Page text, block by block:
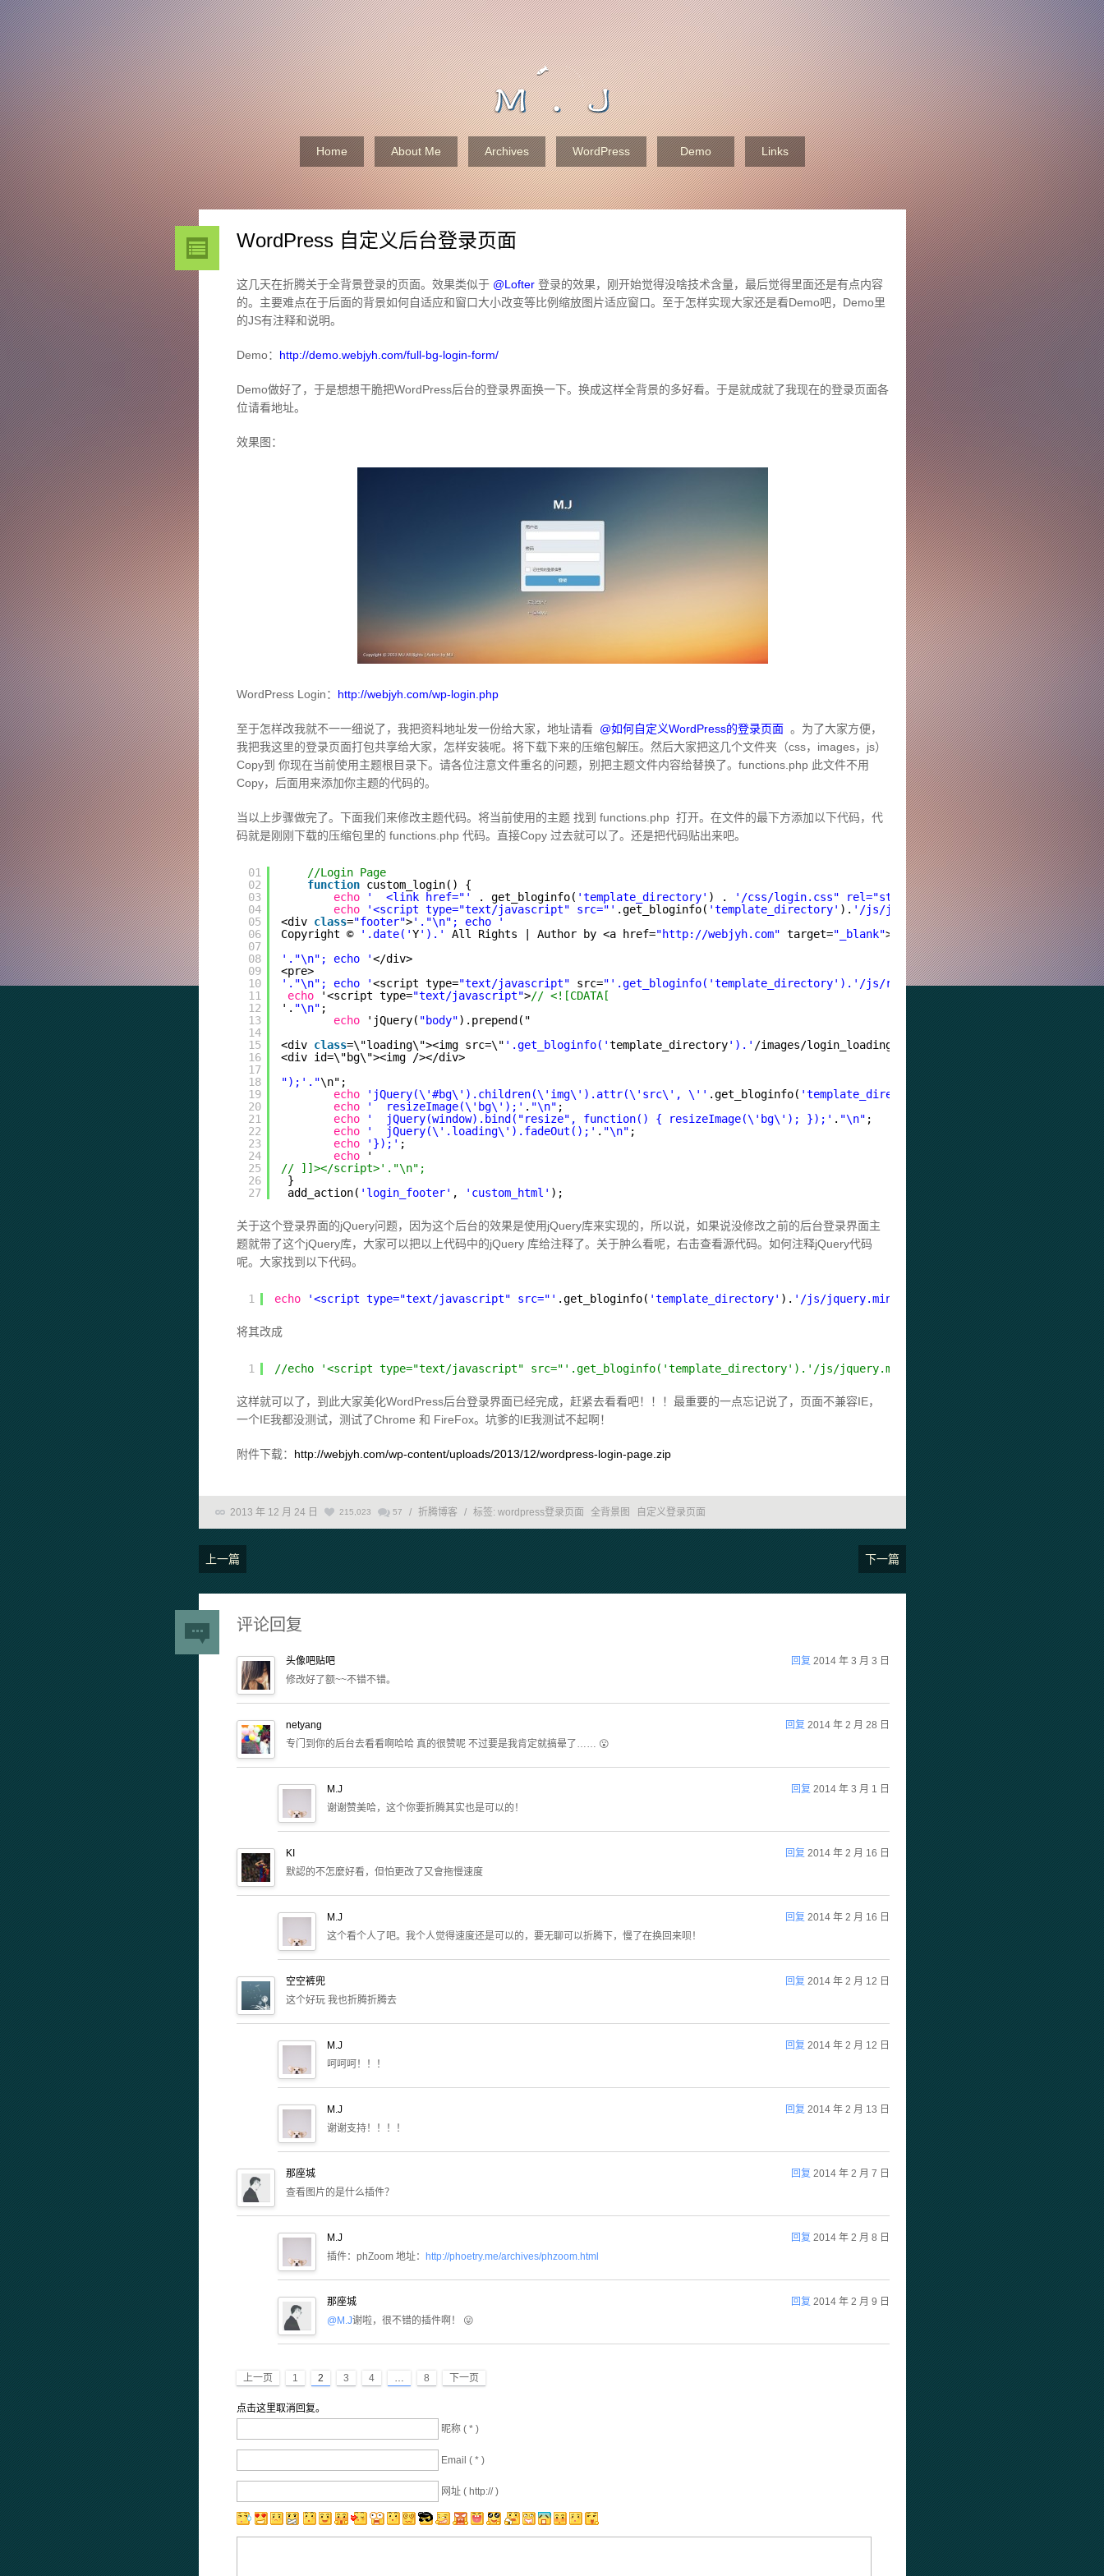
Home About Me Archives WordPress Demo Links
WordPress 自定义后台登录页面
这几天在折腾关于全背景登录的页面。效果类似于 @Lofter登录的效果，刚开始觉得没啥技术含量，最后觉得里面还是有点内容
的。主要难点在于后面的背景如何自适应和窗口大小改变等比例缩放图片适应窗口。至于怎样实现大家还是看Demo吧，Demo里
的JS有注释和说明。
Demo： http://demo.webjyh.com/full-bg-login-form/
Demo做好了，于是想想干脆把WordPress后台的登录界面换一下。换成这样全背景的多好看。于是就成就了我现在的登录页面各
位请看地址。
效果图：
WordPress Login： http://webjyh.com/wp-login.php
至于怎样改我就不一一细说了，我把资料地址发一份给大家，地址请看 @如何自定义WordPress的登录页面。为了大家方便，
我把我这里的登录页面打包共享给大家，怎样安装呢。将下载下来的压缩包解压。然后大家把这几个文件夹（css，images，js）
Copy到 你现在当前使用主题根目录下。请各位注意文件重名的问题，别把主题文件内容给替换了。functions.php 此文件不用
Copy，后面用来添加你主题的代码的。
当以上步骤做完了。下面我们来修改主题代码。将当前使用的主题 找到 functions.php 打开。在文件的最下方添加以下代码，代
码就是刚刚下载的压缩包里的 functions.php 代码。直接Copy 过去就可以了。还是把代码贴出来吧。
01
02
03
04
05
06
07
08
09
10
11
12
13
14
15
16
17
18
19
20
21
22
23
24
25
26
27
//Login Page
function custom_login() {
echo
'  <link href="' . get_bloginfo( 'template_directory' ) . '/css/login.css" rel="stylesheet" type="text/css" />'.
echo
'<script type="text/javascript" src="' .get_bloginfo( 'template_directory' ). '/js/jquery.min.js"></script>'."\n"; }
<div class="footer">'."\n"; echo '
Copyright ©
'.date('Y').' All Rights | Author by <a href="http://webjyh.com" target="_blank">M.J</a>
'."\n"; echo '</div>
<pre>
'."\n"; echo '<script type="text/javascript" src="'.get_bloginfo('template_directory').'/js/resizeBg.js"></script>'."\n";
echo
'<script type="text/javascript">// <![CDATA[
'. "\n" ;
echo
'jQuery( "body").prepend("
<div class=\"loading\"><img src=\" '.get_bloginfo('template_directory').' /images/login_loading.gif\" width=\"58\"
<div id=\"bg\"><img /></div>
");'."\n";
echo
'jQuery(\'#bg\').children(\'img\').attr(\'src\', \'' .get_bloginfo( 'template_directory'
echo
'  resizeImage(\'bg\');' . "\n" ;
echo
'  jQuery(window).bind("resize", function() { resizeImage(\'bg\'); });' . "\n" ;
echo
'  jQuery(\'.loading\').fadeOut();' . "\n" ;
echo
'});' ;
echo
'
// ]]></script>'."\n";
}
add_action( 'login_footer' , 'custom_html' );
关于这个登录界面的jQuery问题，因为这个后台的效果是使用jQuery库来实现的，所以说，如果说没修改之前的后台登录界面主
题就带了这个jQuery库，大家可以把以上代码中的jQuery 库给注释了。关于肿么看呢，右击查看源代码。如何注释jQuery代码
呢。大家找到以下代码。
1 echo '<script type="text/javascript" src="' .get_bloginfo( 'template_directory' ). '/js/jquery.min.js"></script>'
将其改成
1 //echo '<script type="text/javascript" src="'.get_bloginfo('template_directory').'/js/jquery.min.js"></script>'."\n";
这样就可以了，到此大家美化WordPress后台登录界面已经完成，赶紧去看看吧！！！最重要的一点忘记说了，页面不兼容IE，
一个IE我都没测试，测试了Chrome 和 FireFox。坑爹的IE我测试不起啊！
附件下载： http://webjyh.com/wp-content/uploads/2013/12/wordpress-login-page.zip
2013 年 12 月 24 日 215,023 57 / 折腾博客 / 标签: wordpress登录页面 全背景图 自定义登录页面
上一篇 下一篇
评论回复
回复 2014 年 3 月 3 日
头像吧贴吧
修改好了额~~不错不错。
回复 2014 年 2 月 28 日
netyang
专门到你的后台去看看啊哈哈 真的很赞呢 不过要是我肯定就搞晕了…… 😮
回复 2014 年 3 月 1 日
M.J
谢谢赞美哈，这个你要折腾其实也是可以的！
回复 2014 年 2 月 16 日
KI
默認的不怎麼好看，但怕更改了又會拖慢速度
回复 2014 年 2 月 16 日
M.J
这个看个人了吧。我个人觉得速度还是可以的，要无聊可以折腾下，慢了在换回来呗！
回复 2014 年 2 月 12 日
空空裤兜
这个好玩 我也折腾折腾去
回复 2014 年 2 月 12 日
M.J
呵呵呵！！！
回复 2014 年 2 月 13 日
M.J
谢谢支持！！！！
回复 2014 年 2 月 7 日
那座城
查看图片的是什么插件？
回复 2014 年 2 月 8 日
M.J
插件：phZoom 地址：
http://phoetry.me/archives/phzoom.html
回复 2014 年 2 月 9 日
那座城
@M.J谢啦，很不错的插件啊！ 😛
上一页 1 2 3 4 … 8 下一页
点击这里取消回复。
昵称 ( *)
Email ( *)
网址 ( http:// )